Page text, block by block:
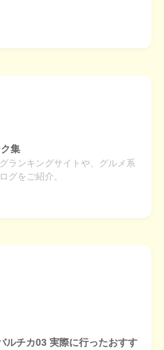
集
ランキングサイトや、グルメ系
グをご紹介。
ルチカ03 実際に行ったおすす